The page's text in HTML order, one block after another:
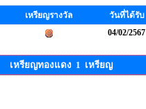
เหรียญรางวัล
วันที่ได้รับ
04/02/2567
เหรียญทองแดง 1 เหรียญ